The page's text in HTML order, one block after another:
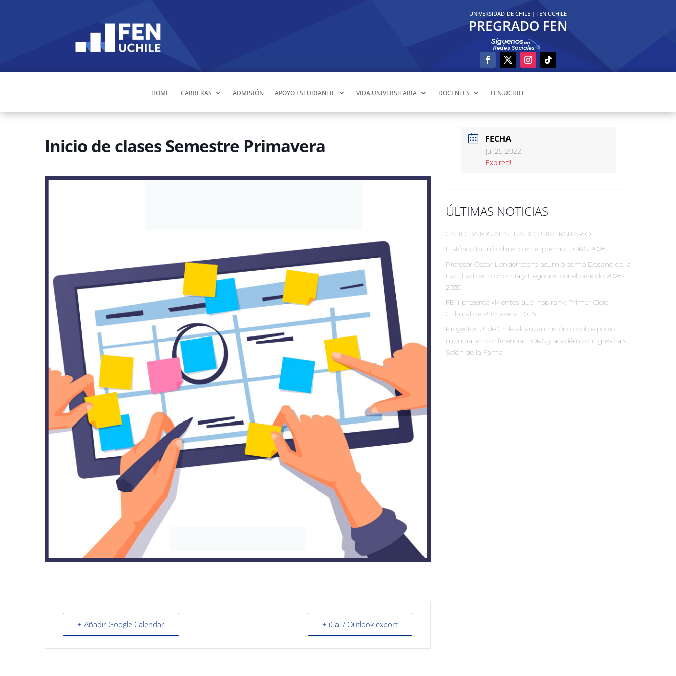
UNIVERSIDAD DE CHILE | FEN.UCHILE
PREGRADO FEN
HOME CARRERAS ADMISIÓN APOYO ESTUDIANTIL VIDA UNIVERSITARIA DOCENTES FEN.UCHILE
Inicio de clases Semestre Primavera
+ Añadir Google Calendar + iCal / Outlook export
FECHA
Jul 25 2022
Expired!
ÚLTIMAS NOTICIAS
CANDIDATOS AL SENADO UNIVERSITARIO
Histórico triunfo chileno en el premio IFORS 2026
Profesor Óscar Landerretche asumió como Decano de la
Facultad de Economía y Negocios por el período 2026-
2030
FEN presenta «Mentes que Inspiran»: Primer Ciclo
Cultural de Primavera 2026
Proyectos U. de Chile alcanzan histórico doble podio
mundial en conferencia IFORS y académico ingresó a su
Salón de la Fama